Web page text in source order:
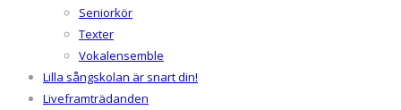
Seniorkör
Texter
Vokalensemble
Lilla sångskolan är snart din!
Liveframträdanden